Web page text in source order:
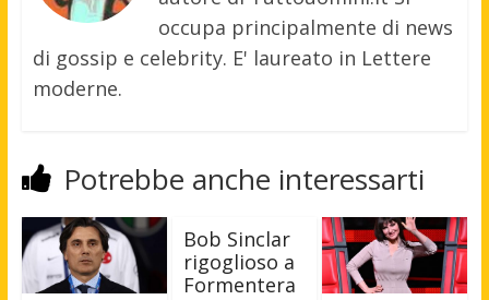
occupa principalmente di news
di gossip e celebrity. E' laureato in Lettere
moderne.
Potrebbe anche interessarti
Bob Sinclar
rigoglioso a
Formentera